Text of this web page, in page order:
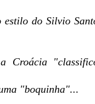
do Silvio
Croácia
"boquinha"...